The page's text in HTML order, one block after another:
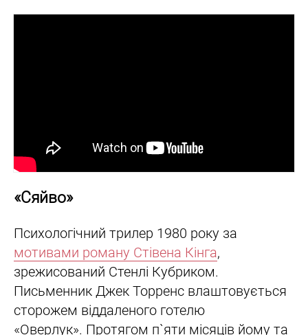
«Сяйво»
Психологічний трилер 1980 року за
мотивами роману Стівена Кінга,
зрежисований Стенлі Кубриком.
Письменник Джек Торренс влаштовується
сторожем віддаленого готелю
«Оверлук». Протягом п`яти місяців йому та